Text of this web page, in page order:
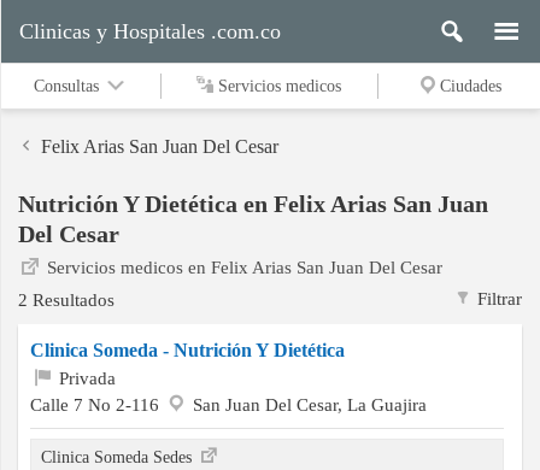
Servicios
medicos
Ciudades
Buscar
Clinicas y Hospitales .com.co
Consultas Servicios medicos Ciudades
Felix Arias San Juan Del Cesar
Nutrición Y Dietética en Felix Arias San Juan
Del Cesar
Servicios medicos en Felix Arias San Juan Del Cesar
Filtrar
2 Resultados
Clinica Someda - Nutrición Y Dietética
Privada
Calle 7 No 2-116
San Juan Del Cesar, La Guajira
Clinica Someda Sedes